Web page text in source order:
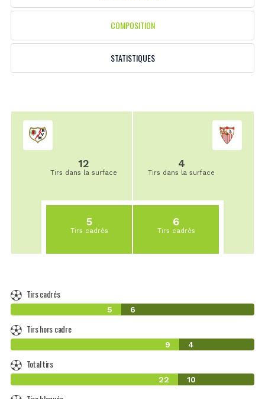
COMPOSITION
STATISTIQUES
12
Tirs dans la surface
5
Tirs cadrés
4
Tirs dans la surface
6
Tirs cadrés
Tirs cadrés
5 6
Tirs hors cadre
9 4
Total tirs
22 10